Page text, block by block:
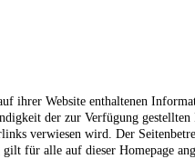
ihrer Website enthaltenen
der zur Verfügung
verwiesen wird. Der
für alle auf dieser Homepage